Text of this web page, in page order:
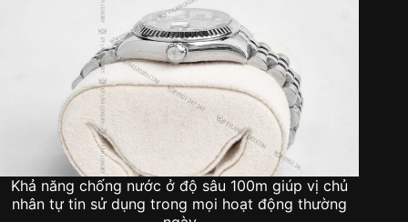
Khả năng chống nước ở độ sâu 100m giúp vị chủ
nhân tự tin sử dụng trong mọi hoạt động thường